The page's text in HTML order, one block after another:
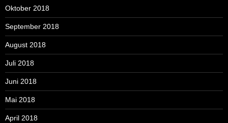
Oktober 2018
September 2018
August 2018
Juli 2018
Juni 2018
Mai 2018
April 2018